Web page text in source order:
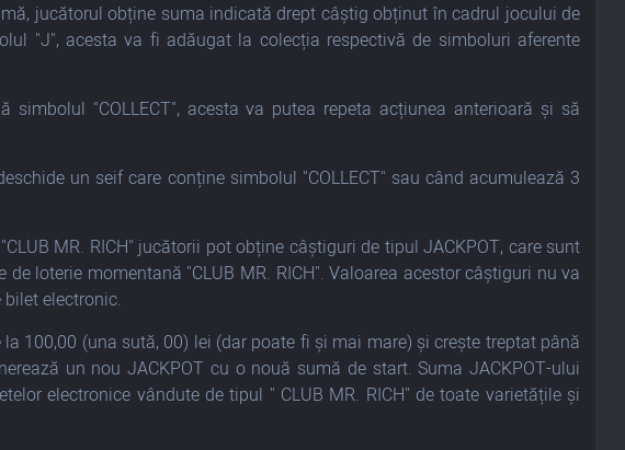
jucătorul obține suma indicată drept câștig obținut în cadrul jocului de
"J", acesta va fi adăugat la colecția respectivă de simboluri aferente
"COLLECT", acesta va putea repeta acțiunea anterioară și să
un seif care conține simbolul "COLLECT" sau când acumulează 3
MR. RICH" jucătorii pot obține câștiguri de tipul JACKPOT, care sunt
loterie momentană "CLUB MR. RICH". Valoarea acestor câștiguri nu va
electronic.
100,00 (una sută, 00) lei (dar poate fi și mai mare) și crește treptat până
un nou JACKPOT cu o nouă sumă de start. Suma JACKPOT-ului
electronice vândute de tipul " CLUB MR. RICH" de toate varietățile și